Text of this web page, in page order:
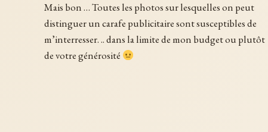
Mais bon … Toutes les photos sur lesquelles on peut
distinguer un carafe publicitaire sont susceptibles de
m’interresser. .. dans la limite de mon budget ou plutôt
de votre générosité